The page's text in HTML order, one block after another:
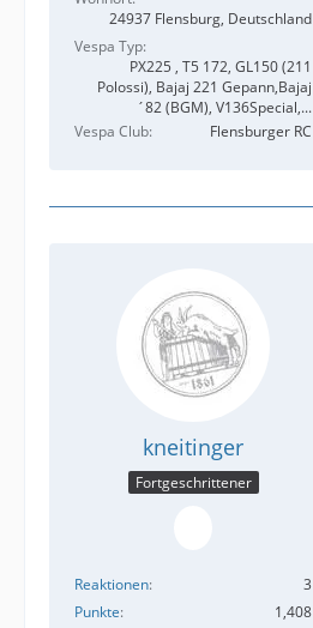
24937 Flensburg, Deutschland
Vespa Typ
PX225 , T5 172, GL150 (211
Polossi), Bajaj 221 Gepann,Bajaj
´82 (BGM), V136Special,...
Vespa Club
Flensburger RC
kneitinger
Fortgeschrittener
Reaktionen
3
Punkte
1,408